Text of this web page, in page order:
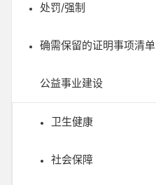
处罚/强制
确需保留的证明事项清单
公益事业建设
卫生健康
社会保障